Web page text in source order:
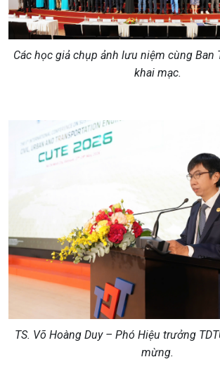
Cáchọc giả chụp ảnh lưu niệm cùng Ban
khai mạc.
TS. Võ Hoàng Duy – Phó Hiệu trưởng
mừng.